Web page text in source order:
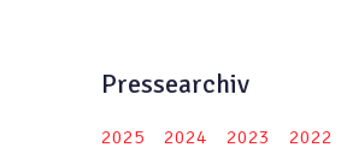
Pressearchiv
2025 2024 2023 2022